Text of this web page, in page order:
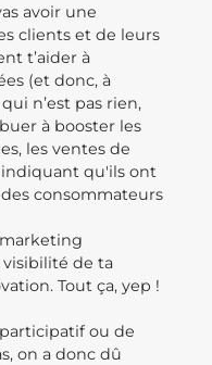
avoir une
clients et de leurs
t’aider à
(et donc, à
n’est pas rien,
à booster les
les ventes de
qu'ils ont
consommateurs
de ta
Tout ça, yep !
ou de
on a donc dû